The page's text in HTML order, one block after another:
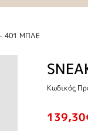
- 401 ΜΠΛΕ
Κωδικός